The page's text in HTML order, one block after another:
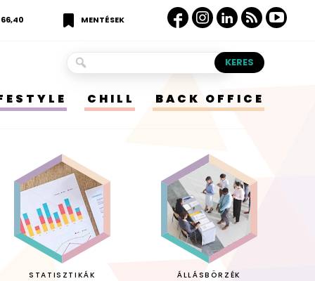
MENTÉSEK
CHILL BACK OFFICE
STATISZTIKÁK ÁLLÁSBÖRZÉK